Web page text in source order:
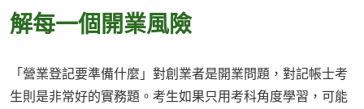
解每一個開業風險
「營業登記要準備什麼」對創業者是開業問題，對記帳士考
生則是非常好的實務題。考生如果只用考科角度學習，可能